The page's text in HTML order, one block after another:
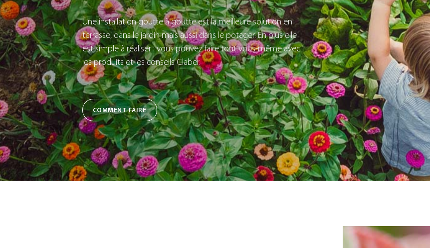
Une installation goutte à goutte est la meilleure solution en
terrasse, dans le jardin mais aussi dans le potager. En plus elle
est simple à réaliser : vous pouvez faire tout vous-même avec
les produits et les conseils Claber.
COMMENT FAIRE